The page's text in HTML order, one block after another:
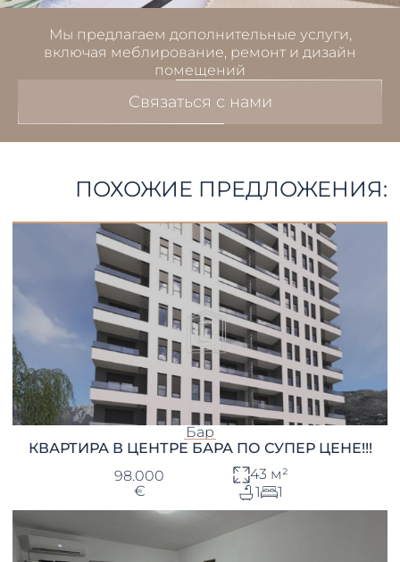
Мы предлагаем дополнительные услуги,
включая меблирование, ремонт и дизайн
помещений
Связаться с нами
ПОХОЖИЕ ПРЕДЛОЖЕНИЯ:
Бар
КВАРТИРА В ЦЕНТРЕ БАРА ПО СУПЕР ЦЕНЕ!!!
98.000
€
43 м²
1
1